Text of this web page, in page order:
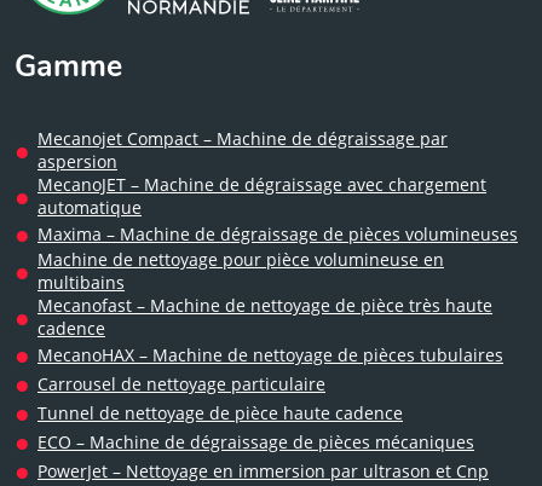
Gamme
Mecanojet Compact – Machine de dégraissage par
aspersion
MecanoJET – Machine de dégraissage avec chargement
automatique
Maxima – Machine de dégraissage de pièces volumineuses
Machine de nettoyage pour pièce volumineuse en
multibains
Mecanofast – Machine de nettoyage de pièce très haute
cadence
MecanoHAX – Machine de nettoyage de pièces tubulaires
Carrousel de nettoyage particulaire
Tunnel de nettoyage de pièce haute cadence
ECO – Machine de dégraissage de pièces mécaniques
PowerJet – Nettoyage en immersion par ultrason et Cnp